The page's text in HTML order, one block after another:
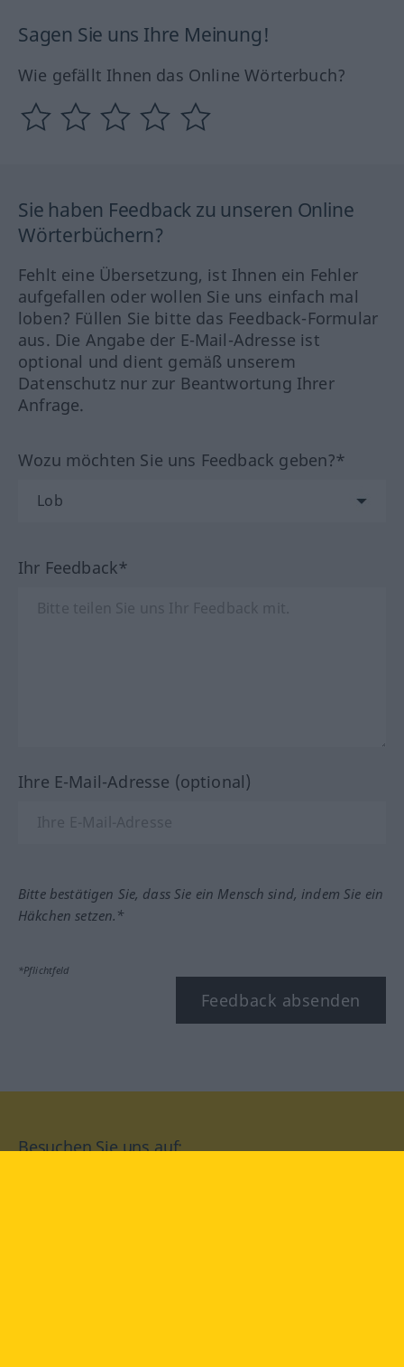
Sagen Sie uns Ihre Meinung!
Wie gefällt Ihnen das Online Wörterbuch?
Sie haben Feedback zu unseren Online
Wörterbüchern?
Fehlt eine Übersetzung, ist Ihnen ein Fehler
aufgefallen oder wollen Sie uns einfach mal
loben? Füllen Sie bitte das Feedback-Formular
aus. Die Angabe der E-Mail-Adresse ist
optional und dient gemäß unserem
Datenschutz nur zur Beantwortung Ihrer
Anfrage.
Wozu möchten Sie uns Feedback geben?*
Ihr Feedback*
Ihre E-Mail-Adresse (optional)
Bitte bestätigen Sie, dass Sie ein Mensch sind, indem Sie ein
Häkchen setzen.*
*Pflichtfeld
Feedback absenden
Besuchen Sie uns auf: